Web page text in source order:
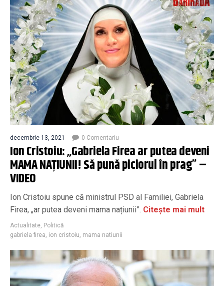
decembrie 13, 2021 0 Comentariu
Ion Cristoiu: „Gabriela Firea ar putea deveni
MAMA NAȚIUNII! Să pună piciorul în prag” –
VIDEO
Ion Cristoiu spune că ministrul PSD al Familiei, Gabriela
Firea, „ar putea deveni mama națiunii”. Citește mai mult
Actualitate, Politică
gabriela firea, ion cristoiu, mama natiunii